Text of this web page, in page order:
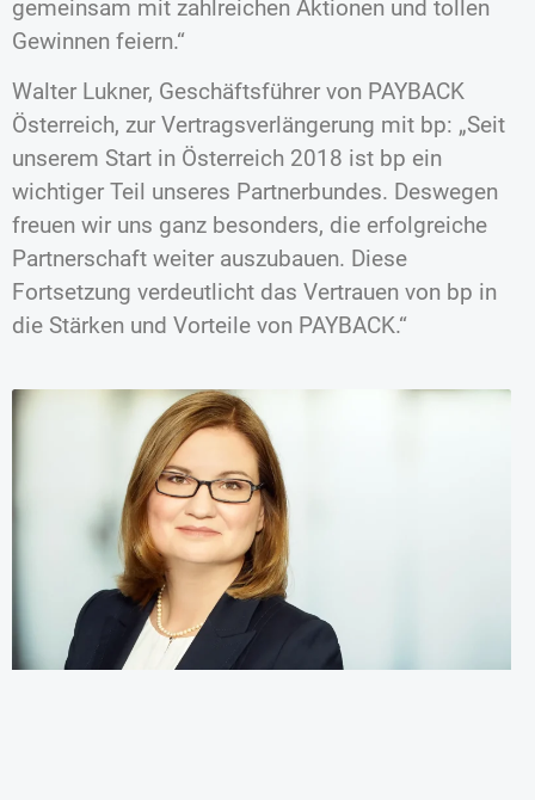
gemeinsam mit zahlreichen Aktionen und tollen
Gewinnen feiern.“
Walter Lukner, Geschäftsführer von PAYBACK
Österreich, zur Vertragsverlängerung mit bp: „Seit
unserem Start in Österreich 2018 ist bp ein
wichtiger Teil unseres Partnerbundes. Deswegen
freuen wir uns ganz besonders, die erfolgreiche
Partnerschaft weiter auszubauen. Diese
Fortsetzung verdeutlicht das Vertrauen von bp in
die Stärken und Vorteile von PAYBACK.“